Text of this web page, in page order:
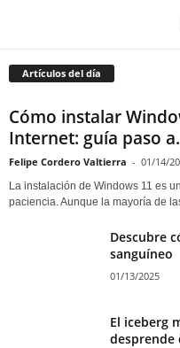
Artículos del día
Cómo instalar
Internet: guía paso
Felipe Cordero Valtierra - 01/14/
La instalación de Windows 11 es
paciencia. Aunque la mayoría de
Descubre
sanguíneo
01/13/2025
El iceberg
desprende